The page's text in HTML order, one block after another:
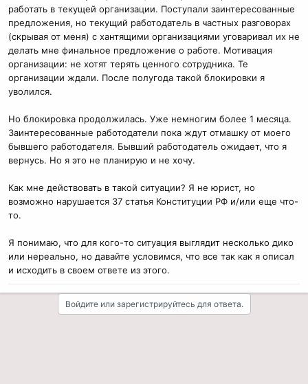
работать в текущей организации. Поступали заинтересованные
предложения, но текущий работодатель в частных разговорах
(скрывая от меня) с хантящими организациями уговаривал их не
делать мне финальное предложение о работе. Мотивация
организации: не хотят терять ценного сотрудника. Те
организации ждали. После полугода такой блокировки я
уволился.
Но блокировка продолжилась. Уже немногим более 1 месяца.
Заинтересованные работодатели пока ждут отмашку от моего
бывшего работодателя. Бывший работодатель ожидает, что я
вернусь. Но я это не планирую и не хочу.
Как мне действовать в такой ситуации? Я не юрист, но
возможно нарушается 37 статья Конституции РФ и/или еще что-
то.
Я понимаю, что для кого-то ситуация выглядит несколько дико
или нереально, но давайте условимся, что все так как я описал
и исходить в своем ответе из этого.
Войдите или зарегистрируйтесь для ответа.